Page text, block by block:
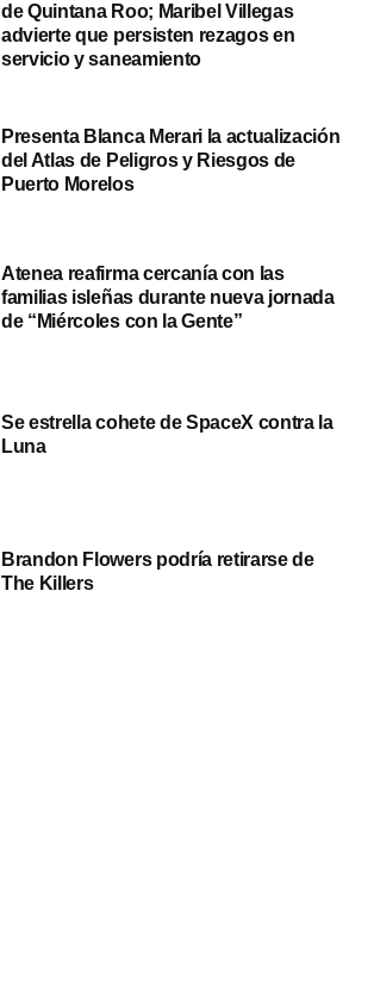
de Quintana Roo; Maribel Villegas
advierte que persisten rezagos en
servicio y saneamiento
Presenta Blanca Merari la actualización
del Atlas de Peligros y Riesgos de
Puerto Morelos
Atenea reafirma cercanía con las
familias isleñas durante nueva jornada
de “Miércoles con la Gente”
Se estrella cohete de SpaceX contra la
Luna
Brandon Flowers podría retirarse de
The Killers